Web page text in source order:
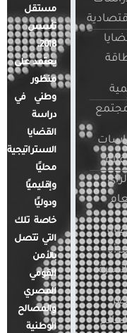
مستقل
تأسس
2018.
يعتمد على
منظور
وطني في
دراسة
القضايا
الاستراتيجية
محليًا
وإقليميًا
ودوليًا
خاصة تلك
التي تتصل
بالأمن
القومي
المصري
والمصالح
الوطنية